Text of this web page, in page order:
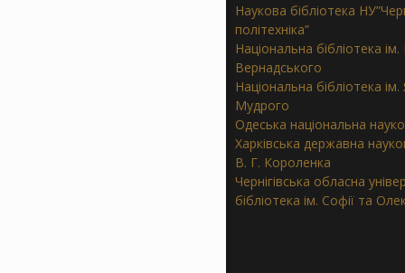
Наукова бібліотека
політехніка”
Національна бібліотека ім.
Вернадського
Національна бібліотека
Мудрого
Одеська національна
Харківська державна
В. Г. Короленка
Чернігівська обласна
бібліотека ім. Софії та